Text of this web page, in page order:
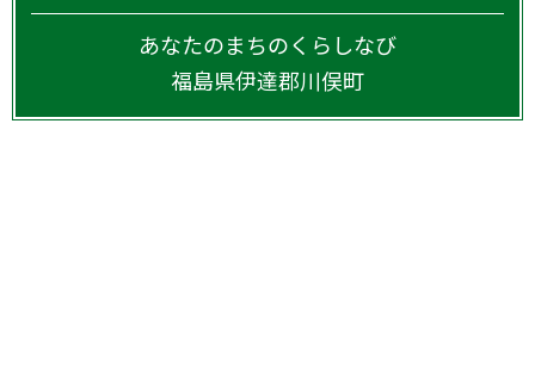
あなたのまちのくらしなび
福島県伊達郡川俣町